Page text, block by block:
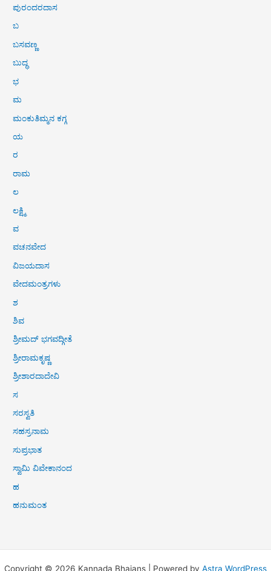
ಪುರಂದರದಾಸ
ಬ
ಬಸವಣ್ಣ
ಬುದ್ಧ
ಭ
ಮ
ಮಂಕುತಿಮ್ಮನ ಕಗ್ಗ
ಯ
ರ
ರಾಮ
ಲ
ಲಕ್ಷ್ಮಿ
ವ
ವಚನವೇದ
ವಿಜಯದಾಸ
ವೇದಮಂತ್ರಗಳು
ಶ
ಶಿವ
ಶ್ರೀಮದ್ ಭಗವದ್ಗೀತೆ
ಶ್ರೀರಾಮಕೃಷ್ಣ
ಶ್ರೀಶಾರದಾದೇವಿ
ಸ
ಸರಸ್ವತಿ
ಸಹಸ್ರನಾಮ
ಸುಪ್ರಭಾತ
ಸ್ವಾಮಿ ವಿವೇಕಾನಂದ
ಹ
ಹನುಮಂತ
Copyright © 2026 Kannada Bhajans | Powered by Astra WordPress